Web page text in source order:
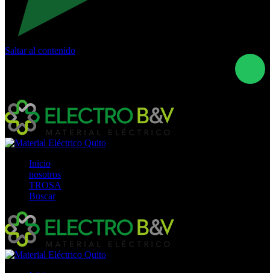
Saltar al contenido
Inicio
nosotros
TROSA
Buscar